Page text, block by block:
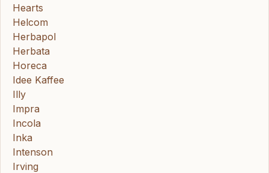
Hearts
Helcom
Herbapol
Herbata
Horeca
Idee Kaffee
Illy
Impra
Incola
Inka
Intenson
Irving